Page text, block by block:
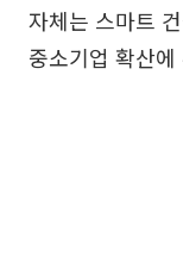
자체는 스마트
중소기업 확산